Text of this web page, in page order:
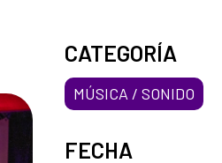
CATEGORÍA
MÚSICA / SONIDO
FECHA